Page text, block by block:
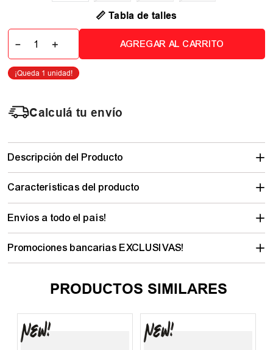
📏 Tabla de talles
＋
－ AGREGAR AL CARRITO
Calculá tu envío
Descripción del Producto
Características del producto
Envíos a todo el país!
Promociones bancarias EXCLUSIVAS!
PRODUCTOS SIMILARES